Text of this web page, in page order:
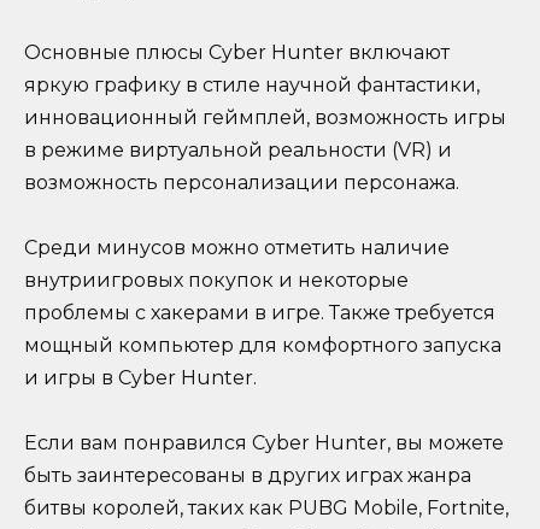
Основные плюсы Cyber Hunter включают
яркую графику в стиле научной фантастики,
инновационный геймплей, возможность игры
в режиме виртуальной реальности (VR) и
возможность персонализации персонажа.
Среди минусов можно отметить наличие
внутриигровых покупок и некоторые
проблемы с хакерами в игре. Также требуется
мощный компьютер для комфортного запуска
и игры в Cyber Hunter.
Если вам понравился Cyber Hunter, вы можете
быть заинтересованы в других играх жанра
битвы королей, таких как PUBG Mobile, Fortnite,